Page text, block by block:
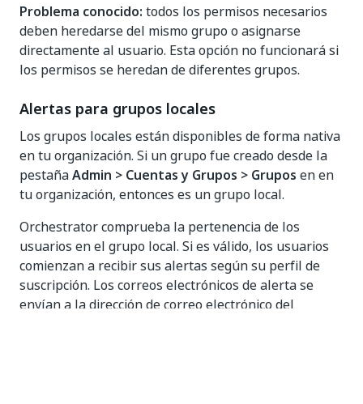
Problema conocido: todos los permisos necesarios
deben heredarse del mismo grupo o asignarse
directamente al usuario. Esta opción no funcionará si
los permisos se heredan de diferentes grupos.
Alertas para grupos locales
Los grupos locales están disponibles de forma nativa
en tu organización. Si un grupo fue creado desde la
pestañaAdmin > Cuentas y Grupos > Grupos en en
tu organización, entonces es un grupo local.
Orchestrator comprueba la pertenencia de los
usuarios en el grupo local. Si es válido, los usuarios
comienzan a recibir sus alertas según su perfil de
suscripción. Los correos electrónicos de alerta se
envían a la dirección de correo electrónico del